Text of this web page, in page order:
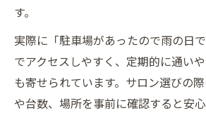
す。
実際に「駐車場があったので雨の日
でアクセスしやすく、定期的に通い
も寄せられています。サロン選びの
や台数、場所を事前に確認すると安心